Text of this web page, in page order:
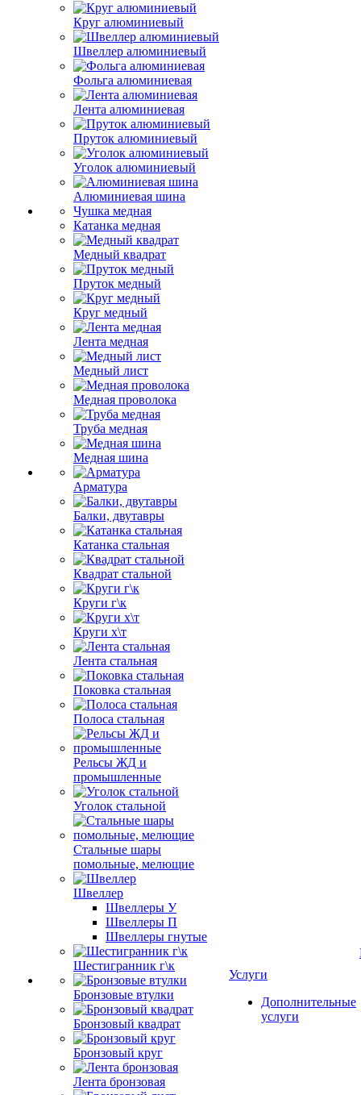
Круг алюминиевый
Швеллер алюминиевый
Фольга алюминиевая
Лента алюминиевая
Пруток алюминиевый
Уголок алюминиевый
Алюминиевая шина
Чушка медная
Катанка медная
Медный квадрат
Пруток медный
Круг медный
Лента медная
Медный лист
Медная проволока
Труба медная
Медная шина
Арматура
Балки, двутавры
Катанка стальная
Квадрат стальной
Круги г\к
Круги х\т
Лента стальная
Поковка стальная
Полоса стальная
Рельсы ЖД и
промышленные
Уголок стальной
Стальные шары
помольные, мелющие
Швеллер
Швеллеры У
Швеллеры П
Швеллеры гнутые
Шестигранник г\к
Бронзовые втулки
Бронзовый квадрат
Бронзовый круг
Лента бронзовая
Услуги
Дополнительные
услуги